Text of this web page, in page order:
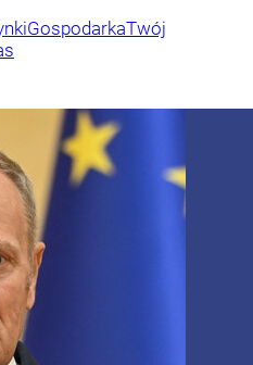
GospodarkaTwój